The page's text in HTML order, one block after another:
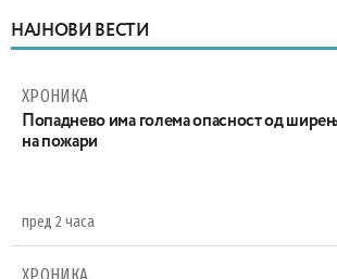
НАЈНОВИ ВЕСТИ
ХРОНИКА
Попаднево има голема опасност од
на пожари
пред 2 часа